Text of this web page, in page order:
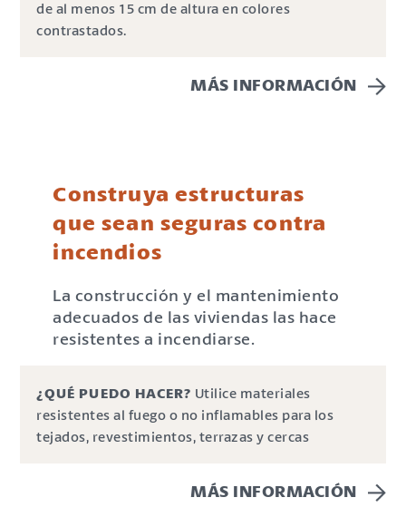
de al menos 15 cm de altura en colores
contrastados.
MÁS INFORMACIÓN
Construya estructuras
que sean seguras contra
incendios
La construcción y el mantenimiento
adecuados de las viviendas las hace
resistentes a incendiarse.
¿QUÉ PUEDO HACER? Utilice materiales
resistentes al fuego o no inflamables para los
tejados, revestimientos, terrazas y cercas
MÁS INFORMACIÓN